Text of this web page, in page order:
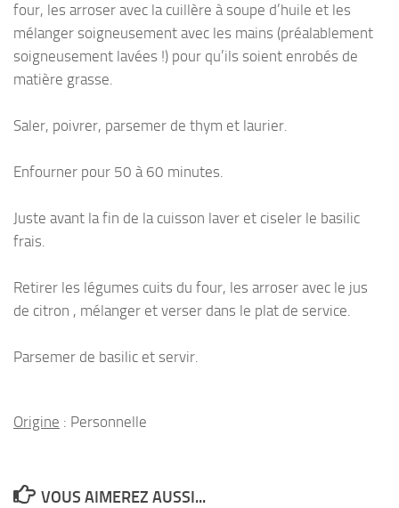
four, les arroser avec la cuillère à soupe d’huile et les
mélanger soigneusement avec les mains (préalablement
soigneusement lavées !) pour qu’ils soient enrobés de
matière grasse.
Saler, poivrer, parsemer de thym et laurier.
Enfourner pour 50 à 60 minutes.
Juste avant la fin de la cuisson laver et ciseler le basilic
frais.
Retirer les légumes cuits du four, les arroser avec le jus
de citron , mélanger et verser dans le plat de service.
Parsemer de basilic et servir.
Origine : Personnelle
VOUS AIMEREZ AUSSI...